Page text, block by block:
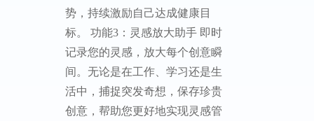
势，持续激励自己达成健康目
标。 功能3：灵感放大助手 即时
记录您的灵感，放大每个创意瞬
间。无论是在工作、学习还是生
活中，捕捉突发奇想，保存珍贵
创意，帮助您更好地实现灵感管